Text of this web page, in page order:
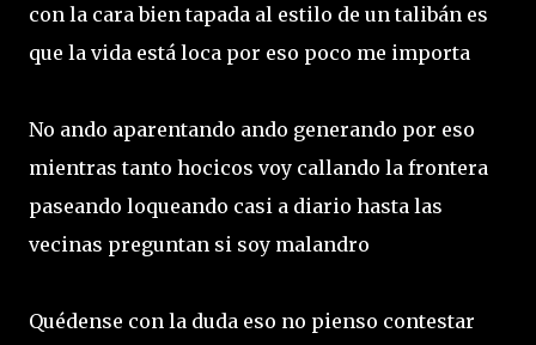
con la cara bien tapada al estilo de un talibán es
que la vida está loca por eso poco me importa
No ando aparentando ando generando por eso
mientras tanto hocicos voy callando la frontera
paseando loqueando casi a diario hasta las
vecinas preguntan si soy malandro
Quédense con la duda eso no pienso contestar